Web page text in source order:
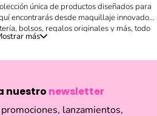
única de productos diseñados para
encontrarás desde maquillaje innovador
bolsos, regalos originales y más, todo
está pensado para quienes buscan
en línea de forma fácil y segura, descubre
diferente a tu outfit diario, en Funky Fish
Explora nuestra selección y disfruta
nuestro newsletter
lanzamientos,